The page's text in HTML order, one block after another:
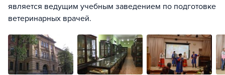
является ведущим учебным заведением по подготовке
ветеринарных врачей.